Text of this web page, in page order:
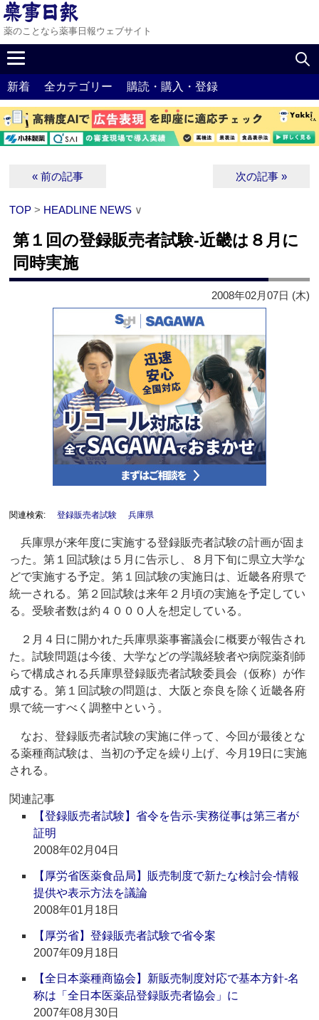
薬のことなら薬事日報ウェブサイト
新着 全カテゴリー 購読・購入・登録
« 前の記事 次の記事 »
TOP > HEADLINE NEWS ∨
第１回の登録販売者試験‐近畿は８月に
同時実施
2008年02月07日 (木)
関連検索: 登録販売者試験 兵庫県
兵庫県が来年度に実施する登録販売者試験の計画が固ま
った。第１回試験は５月に告示し、８月下旬に県立大学な
どで実施する予定。第１回試験の実施日は、近畿各府県で
統一される。第２回試験は来年２月頃の実施を予定してい
る。受験者数は約４０００人を想定している。
２月４日に開かれた兵庫県薬事審議会に概要が報告され
た。試験問題は今後、大学などの学識経験者や病院薬剤師
らで構成される兵庫県登録販売者試験委員会（仮称）が作
成する。第１回試験の問題は、大阪と奈良を除く近畿各府
県で統一すべく調整中という。
なお、登録販売者試験の実施に伴って、今回が最後とな
る薬種商試験は、当初の予定を繰り上げ、今月19日に実施
される。
関連記事
【登録販売者試験】省令を告示‐実務従事は第三者が
証明
2008年02月04日
【厚労省医薬食品局】販売制度で新たな検討会‐情報
提供や表示方法を議論
2008年01月18日
【厚労省】登録販売者試験で省令案
2007年09月18日
【全日本薬種商協会】新販売制度対応で基本方針‐名
称は「全日本医薬品登録販売者協会」に
2007年08月30日